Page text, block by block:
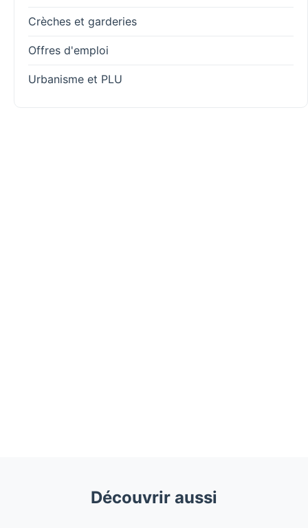
Crèches et garderies
Offres d'emploi
Urbanisme et PLU
Découvrir aussi